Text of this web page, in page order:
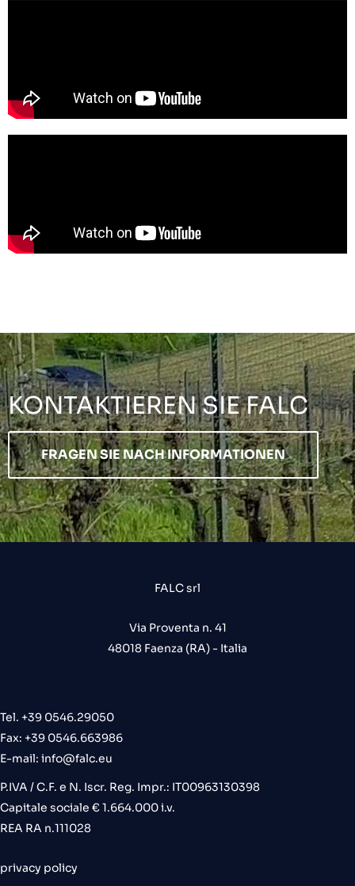
KONTAKTIEREN SIE FALC
FRAGEN SIE NACH INFORMATIONEN
FALC srl
Via Proventa n. 41
48018 Faenza (RA) - Italia
Tel. +39 0546.29050
Fax: +39 0546.663986
E-mail: info@falc.eu
P.IVA / C.F. e N. Iscr. Reg. Impr.: IT00963130398
Capitale sociale € 1.664.000 i.v.
REA RA n.111028
privacy policy